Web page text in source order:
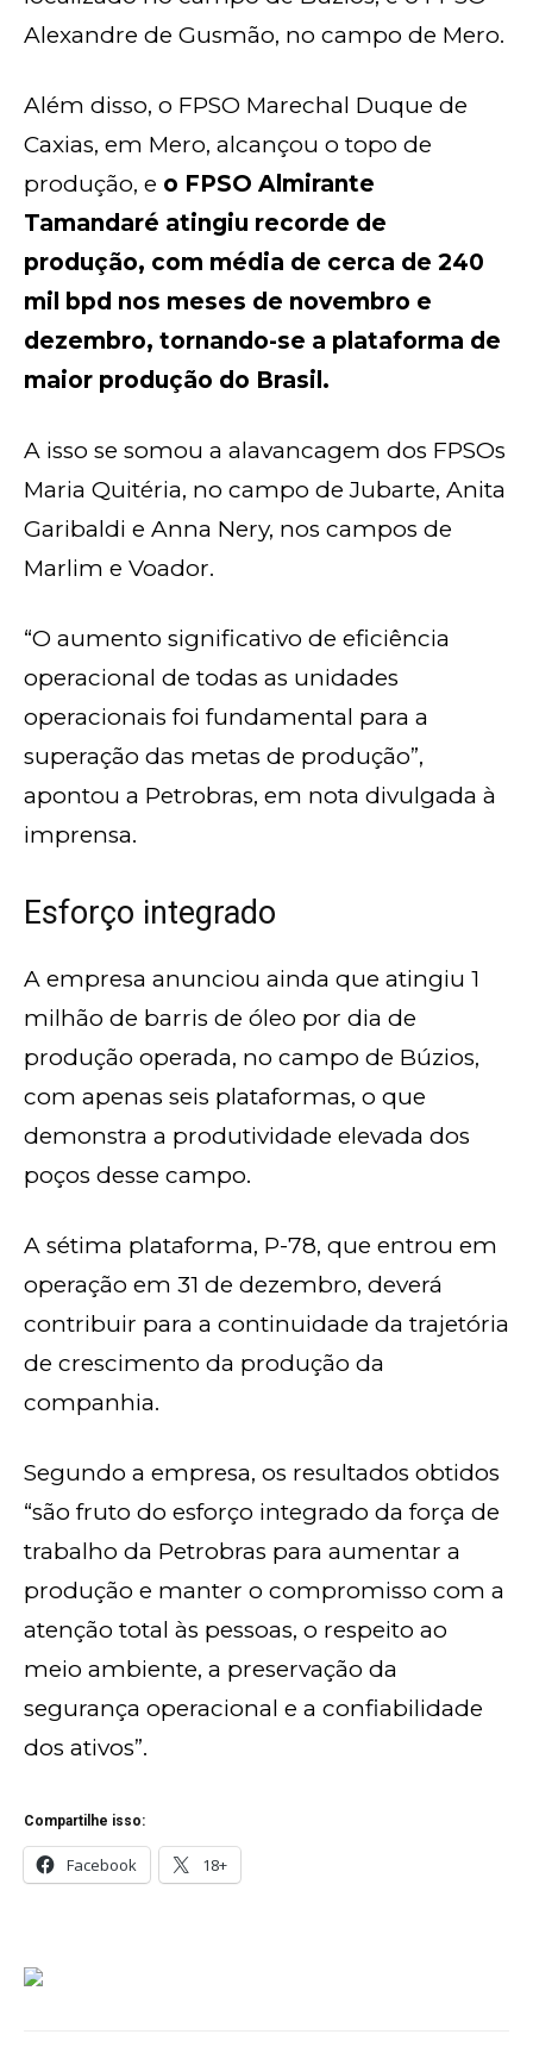
Alexandre de Gusmão, no campo de Mero.
Além disso, o FPSO Marechal Duque de
Caxias, em Mero, alcançou o topo de
produção, e o FPSO Almirante
Tamandaré atingiu recorde de
produção, com média de cerca de 240
mil bpd nos meses de novembro e
dezembro, tornando-se a plataforma de
maior produção do Brasil.
A isso se somou a alavancagem dos FPSOs
Maria Quitéria, no campo de Jubarte, Anita
Garibaldi e Anna Nery, nos campos de
Marlim e Voador.
“O aumento significativo de eficiência
operacional de todas as unidades
operacionais foi fundamental para a
superação das metas de produção”,
apontou a Petrobras, em nota divulgada à
imprensa.
Esforço integrado
A empresa anunciou ainda que atingiu 1
milhão de barris de óleo por dia de
produção operada, no campo de Búzios,
com apenas seis plataformas, o que
demonstra a produtividade elevada dos
poços desse campo.
A sétima plataforma, P-78, que entrou em
operação em 31 de dezembro, deverá
contribuir para a continuidade da trajetória
de crescimento da produção da
companhia.
Segundo a empresa, os resultados obtidos
“são fruto do esforço integrado da força de
trabalho da Petrobras para aumentar a
produção e manter o compromisso com a
atenção total às pessoas, o respeito ao
meio ambiente, a preservação da
segurança operacional e a confiabilidade
dos ativos”.
Compartilhe isso:
Facebook 18+